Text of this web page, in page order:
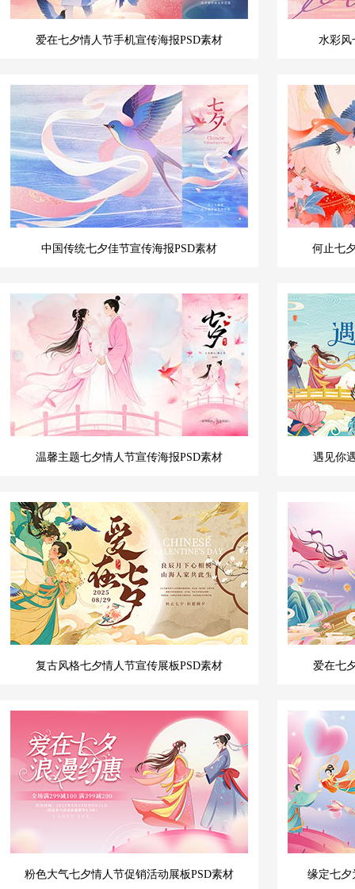
爱在七夕情人节手机宣传海报PSD素材 水彩风
中国传统七夕佳节宣传海报PSD素材 何止七
温馨主题七夕情人节宣传海报PSD素材 遇见你
复古风格七夕情人节宣传展板PSD素材 爱在七
粉色大气七夕情人节促销活动展板PSD素材 缘定七夕